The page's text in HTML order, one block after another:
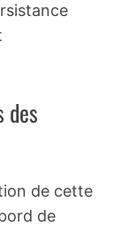
des
de cette
de